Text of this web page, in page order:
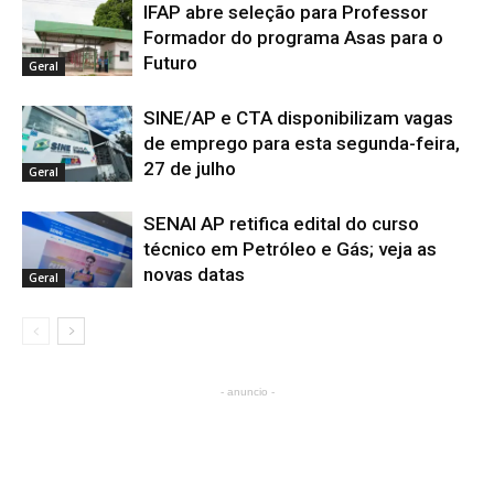
Geral
IFAP abre seleção para Professor
Formador do programa Asas para o
Futuro
Geral
SINE/AP e CTA disponibilizam vagas
de emprego para esta segunda-feira,
27 de julho
Geral
SENAI AP retifica edital do curso
técnico em Petróleo e Gás; veja as
novas datas
- anuncio -